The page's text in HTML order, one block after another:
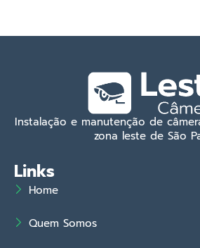
Instalação e manutenção de
zona leste de São
Links
Home
Quem Somos